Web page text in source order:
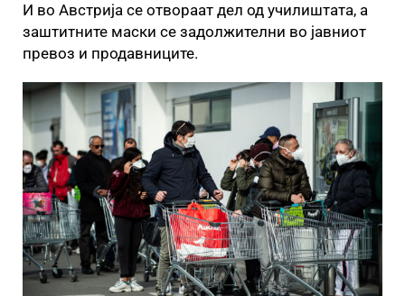
И во Австрија се отвораат дел од училиштата, а
заштитните маски се задолжителни во јавниот
превоз и продавниците.